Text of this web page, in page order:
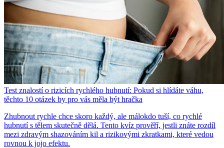
Test znalostí o rizicích rychlého hubnutí: Pokud si hlídáte váhu,
těchto 10 otázek by pro vás měla být hračka
Zhubnout rychle chce skoro každý, ale málokdo tuší, co rychlé
hubnutí s tělem skutečně dělá. Tento kvíz prověří, jestli znáte rozdíl
mezi zdravým shazováním kil a rizikovými zkratkami, které vedou
rovnou k jojo efektu.